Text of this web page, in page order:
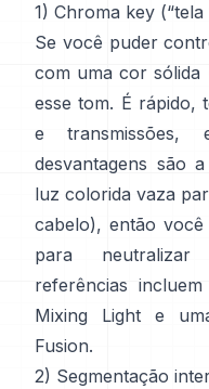
1) Chroma key
Se você puder
com uma cor sólida
esse tom. É rápido,
e
desvantagens são
luz colorida vaza
cabelo), então você
para
referências incluem
Mixing Lighte uma
Fusion.
2) Segmentação